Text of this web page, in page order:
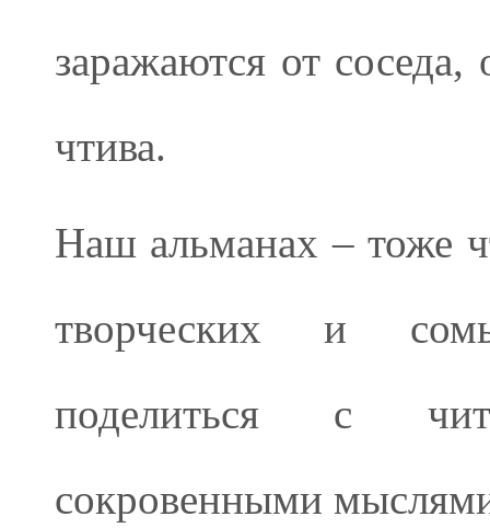
заражаются от соседа,
чтива.
Наш альманах – тоже
творческих и
поделиться с
сокровенными